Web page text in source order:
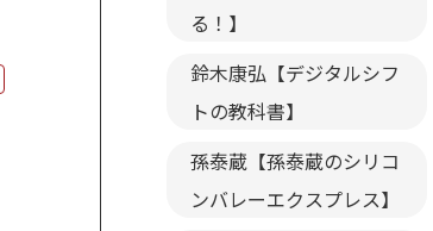
る！】
鈴木康弘【デジタルシフ
トの教科書】
孫泰蔵【孫泰蔵のシリコ
ンバレーエクスプレス】